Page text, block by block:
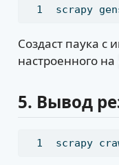
scrapy
Создаст паука с
настроенного на
5. Вывод
scrapy